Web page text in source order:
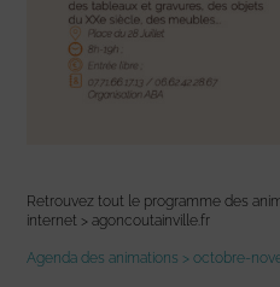
Retrouvez tout le programme des
internet > agoncoutainville.fr
Agenda des animations > octobre-